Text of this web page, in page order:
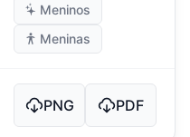
Meninos
Meninas
PNG PDF